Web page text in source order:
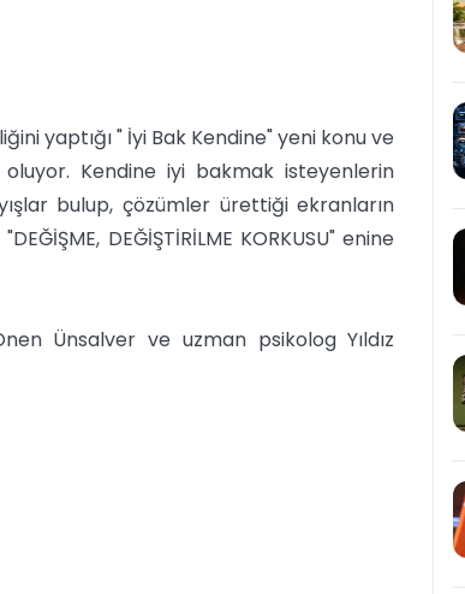
yaptığı " İyi Bak Kendine" yeni konu ve
Kendine iyi bakmak isteyenlerin
bulup, çözümler ürettiği ekranların
DEĞİŞTİRİLME KORKUSU" enine
Ünsalver ve uzman psikolog Yıldız